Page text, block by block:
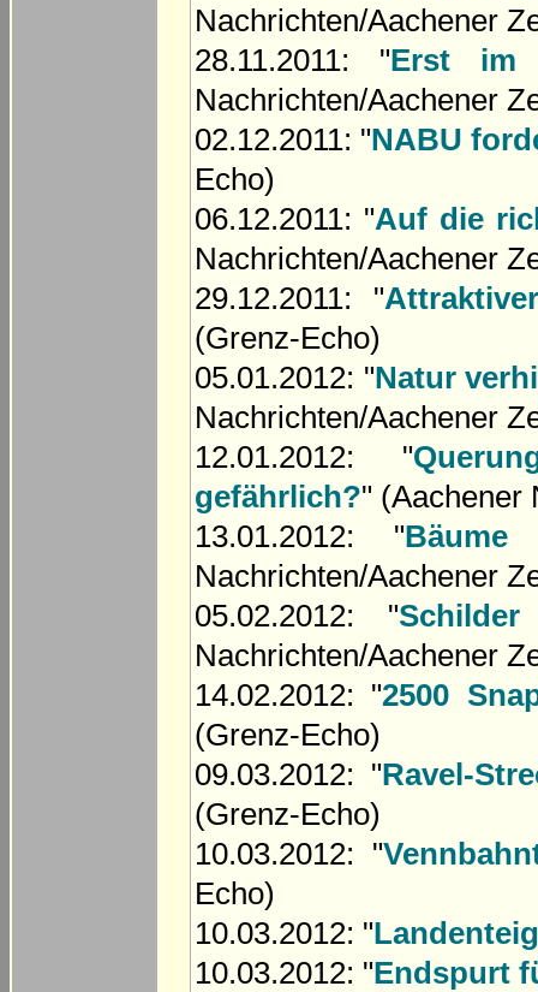
Nachrichten/Aachener
28.11.2011: "Erst im
Nachrichten/Aachener
02.12.2011: "NABU
Echo)
06.12.2011: "Auf die
Nachrichten/Aachener
29.12.2011: "
(Grenz-Echo)
05.01.2012: "Natur
Nachrichten/Aachener
12.01.2012: "
gefährlich?" (Aachener
13.01.2012: "
Nachrichten/Aachener
05.02.2012: "
Nachrichten/Aachener
14.02.2012: "2500
(Grenz-Echo)
09.03.2012: "Ravel-
(Grenz-Echo)
10.03.2012: "
Echo)
10.03.2012: "
10.03.2012: "Endspurt